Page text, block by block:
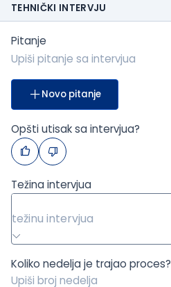
TEHNIČKI INTERVJU
Pitanje
Novo pitanje
Opšti utisak sa intervjua?
Težina intervjua
težinu intervjua
Koliko nedelja je trajao proces?